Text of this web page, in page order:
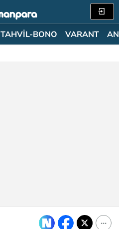
TAHVİL-BONO VARANT